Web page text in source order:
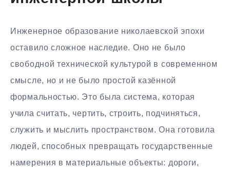
Инженерное образование николаевской эпохи
оставило сложное наследие. Оно не было
свободной технической культурой в современном
смысле, но и не было простой казённой
формальностью. Это была система, которая
учила считать, чертить, строить, подчиняться,
служить и мыслить пространством. Она готовила
людей, способных превращать государственные
намерения в материальные объекты: дороги,